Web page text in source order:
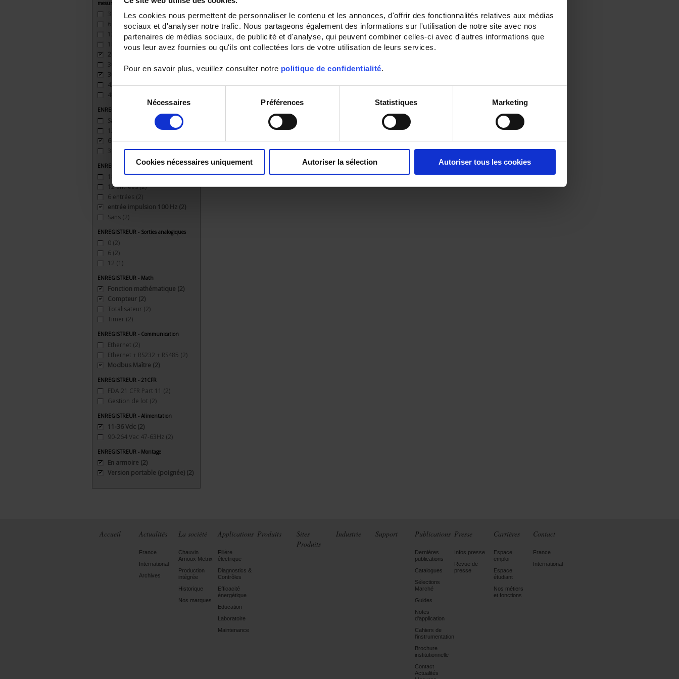
Les cookies nous permettent de personnaliser le contenu et les annonces, d'offrir des fonctionnalités relatives aux médias
sociaux et d'analyser notre trafic. Nous partageons également des informations sur l'utilisation de notre site avec nos
partenaires de médias sociaux, de publicité et d'analyse, qui peuvent combiner celles-ci avec d'autres informations que
vous leur avez fournies ou qu'ils ont collectées lors de votre utilisation de leurs services.
Pour en savoir plus, veuillez consulter notre politique de confidentialité.
Sélection
consentement
Nécessaires Préférences Statistiques Marketing
Cookies nécessaires uniquement Autoriser la sélection Autoriser tous les cookies
mesure
3
6
12
18
24
30
36
42(1)
48
ENREGISTREUR - Sorties relais
Sans
12 sorties
6 sorties(2)
3 sorties(2)
ENREGISTREUR - Entrées Logiques
18 entrées(1)
12 entrées(2)
6 entrées (2)
entrée impulsion 100 Hz (2)
Sans (2)
ENREGISTREUR - Sorties analogiques
0 (2)
6 (2)
12 (1)
ENREGISTREUR - Math
Fonction mathématique (2)
Compteur (2)
Totalisateur (2)
Timer (2)
ENREGISTREUR - Communication
Ethernet (2)
Ethernet + RS232 + RS485 (2)
Modbus Maître (2)
ENREGISTREUR - 21CFR
FDA 21 CFR Part 11 (2)
Gestion de lot (2)
ENREGISTREUR - Alimentation
11-36 Vdc (2)
90-264 Vac 47-63Hz (2)
ENREGISTREUR - Montage
En armoire (2)
Version portable (poignée) (2)
Accueil Actualités
France
International
Archives
La société
Chauvin
Arnoux Metrix
Production
intégrée
Historique
Nos marques
Applications
Filière
électrique
Diagnostics &
Contrôles
Efficacité
énergétique
Education
Laboratoire
Maintenance
Produits
Sites
Produits
Industrie Support Publications
Dernières
publications
Catalogues
Sélections
Marché
Guides
Notes
d'application
Cahiers de
l'instrumentation
Brochure
institutionnelle
Contact
Actualités
Presse
Infos presse
Revue de
presse
Carrières
Espace
emploi
Espace
étudiant
Nos métiers
et fonctions
Contact
France
International